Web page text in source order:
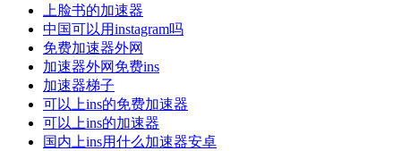
上脸书的加速器
中国可以用instagram吗
免费加速器外网
加速器外网免费ins
加速器梯子
可以上ins的免费加速器
可以上ins的加速器
国内上ins用什么加速器安卓